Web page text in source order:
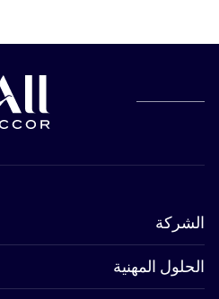
الشركة
الحلول المهنية